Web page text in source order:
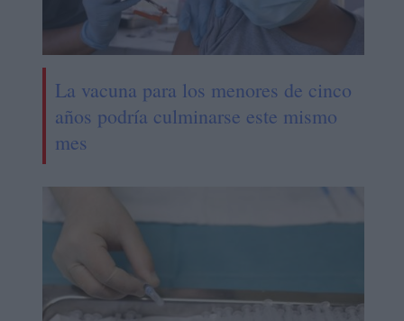
La vacuna para los menores de cinco
años podría culminarse este mismo
mes